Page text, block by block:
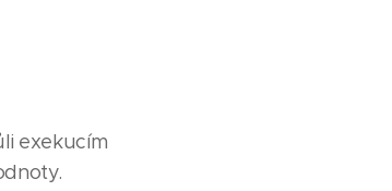
exekucím